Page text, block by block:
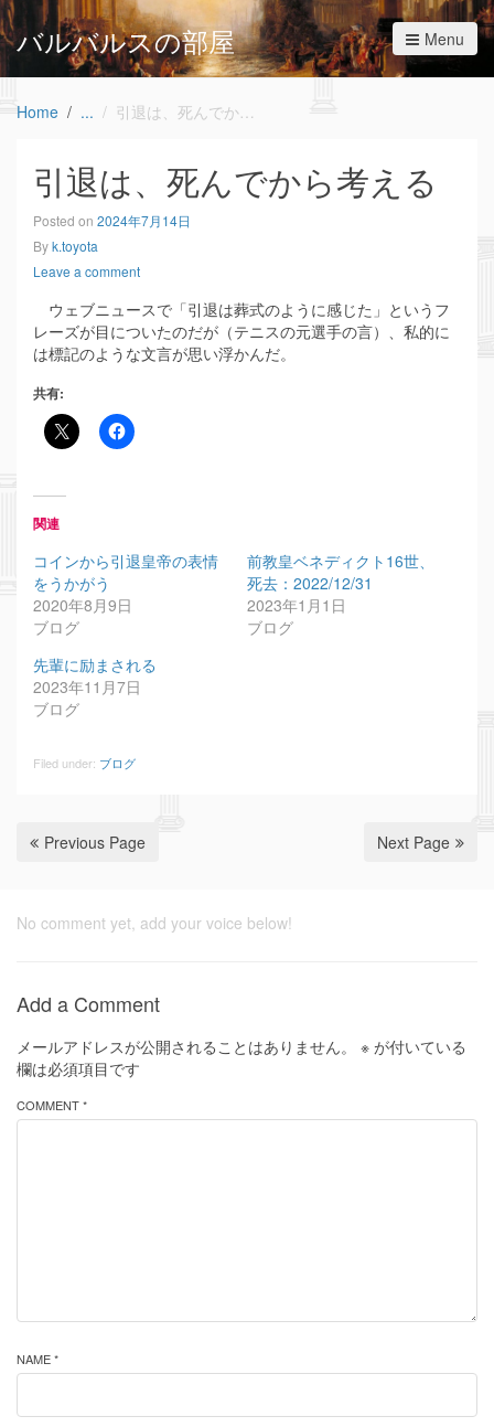
バルバルスの部屋 Menu
Home 引退は、死んでから考える
引退は、死んでから考える
Posted on 2024年7月14日
Byk.toyota
Leave a comment
ウェブニュースで「引退は葬式のように感じた」というフ
レーズが目についたのだが（テニスの元選手の言）、私的に
は標記のような文言が思い浮かんだ。
共有:
関連
コインから引退皇帝の表情
をうかがう
2020年8月9日
ブログ
前教皇ベネディクト16世、
死去：2022/12/31
2023年1月1日
ブログ
先輩に励まされる
2023年11月7日
ブログ
Filed under: ブログ
Previous Page Next Page
No comment yet, add your voice below!
Add a Comment
メールアドレスが公開されることはありません。 ※ が付いている
欄は必須項目です
COMMENT *
NAME *